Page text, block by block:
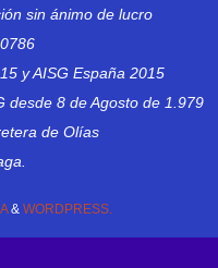
sin ánimo de lucro
y AISG España 2015
desde 8 de Agosto de 1.979
de Olías
& WORDPRESS.